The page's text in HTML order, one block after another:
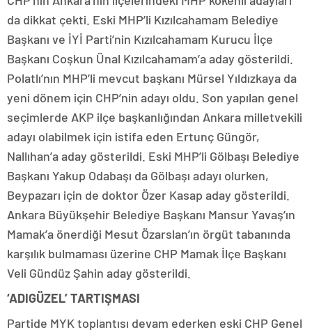
da dikkat çekti. Eski MHP’li Kızılcahamam Belediye
Başkanı ve İYİ Parti’nin Kızılcahamam Kurucu İlçe
Başkanı Coşkun Ünal Kızılcahamam’a aday gösterildi.
Polatlı’nın MHP’li mevcut başkanı Mürsel Yıldızkaya da
yeni dönem için CHP’nin adayı oldu. Son yapılan genel
seçimlerde AKP ilçe başkanlığından Ankara milletvekili
adayı olabilmek için istifa eden Ertunç Güngör,
Nallıhan’a aday gösterildi. Eski MHP’li Gölbaşı Belediye
Başkanı Yakup Odabaşı da Gölbaşı adayı olurken,
Beypazarı için de doktor Özer Kasap aday gösterildi.
Ankara Büyükşehir Belediye Başkanı Mansur Yavaş’ın
Mamak’a önerdiği Mesut Özarslan’ın örgüt tabanında
karşılık bulmaması üzerine CHP Mamak İlçe Başkanı
Veli Gündüz Şahin aday gösterildi.
‘ADIGÜZEL’ TARTIŞMASI
Partide MYK toplantısı devam ederken eski CHP Genel